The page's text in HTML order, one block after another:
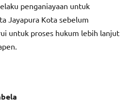
penganiayaan untuk
Jayapura Kota sebelum
untuk proses hukum lebih lanjut